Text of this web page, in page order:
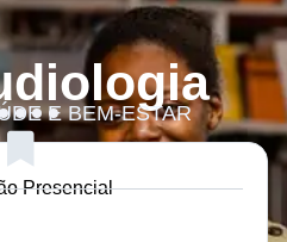
E BEM-ESTAR
Presencial